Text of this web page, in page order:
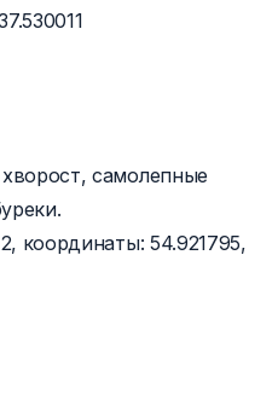
самолепные
координаты: 54.921795,